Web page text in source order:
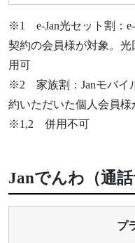
※1 e-Jan光セット割：e-
契約の会員様が対象。
用可
※2 家族割：Janモバイ
約いただいた個人会員様
※1,2 併用不可
Janでんわ（通
プ